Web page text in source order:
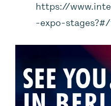
https://
-expo-stages?#/